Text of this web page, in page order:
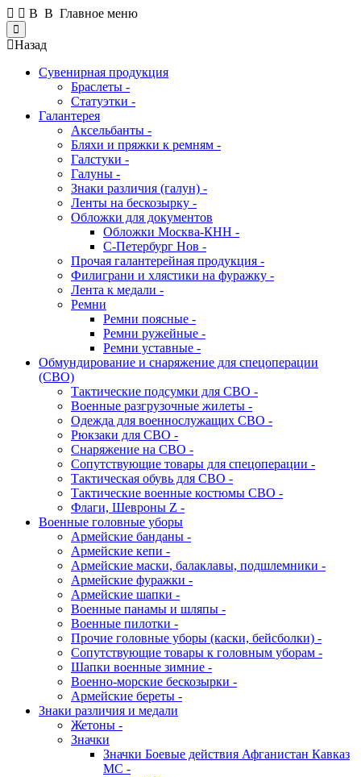
В В Главное меню
Close
Назад
Сувенирная продукция
Браслеты -
Статуэтки -
Галантерея
Аксельбанты -
Бляхи и пряжки к ремням -
Галстуки -
Галуны -
Знаки различия (галун) -
Ленты на бескозырку -
Обложки для документов
Обложки Москва-КНН -
С-Петербург Нов -
Прочая галантерейная продукция -
Филиграни и хлястики на фуражку -
Лента к медали -
Ремни
Ремни поясные -
Ремни ружейные -
Ремни уставные -
Обмундирование и снаряжение для спецоперации
(СВО)
Тактические подсумки для СВО -
Военные разгрузочные жилеты -
Одежда для военнослужащих СВО -
Рюкзаки для СВО -
Снаряжение на СВО -
Сопутствующие товары для спецоперации -
Тактическая обувь для СВО -
Тактические военные костюмы СВО -
Флаги, Шевроны Z -
Военные головные уборы
Армейские банданы -
Армейские кепи -
Армейские маски, балаклавы, подшлемники -
Армейские фуражки -
Армейские шапки -
Военные панамы и шляпы -
Военные пилотки -
Прочие головные уборы (каски, бейсболки) -
Сопутствующие товары к головным уборам -
Шапки военные зимние -
Военно-морские бескозырки -
Армейские береты -
Знаки различия и медали
Жетоны -
Значки
Значки Боевые действия Афганистан Кавказ
МС -